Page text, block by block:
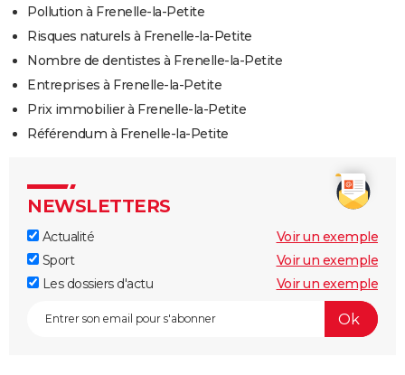
Pollution à Frenelle-la-Petite
Risques naturels à Frenelle-la-Petite
Nombre de dentistes à Frenelle-la-Petite
Entreprises à Frenelle-la-Petite
Prix immobilier à Frenelle-la-Petite
Référendum à Frenelle-la-Petite
NEWSLETTERS
Actualité
Voir un exemple
Sport
Voir un exemple
Les dossiers d'actu
Voir un exemple